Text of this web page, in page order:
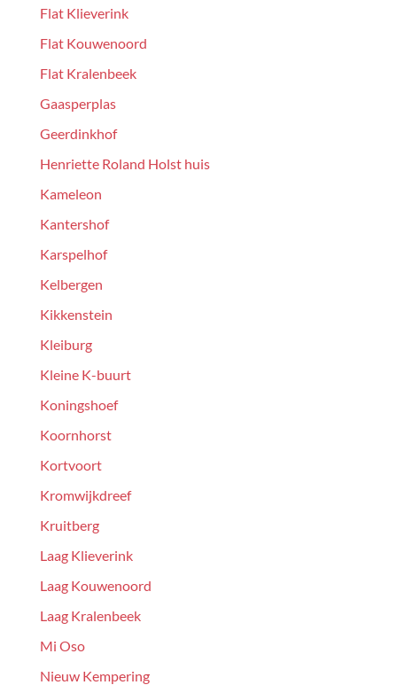
Flat Klieverink
Flat Kouwenoord
Flat Kralenbeek
Gaasperplas
Geerdinkhof
Henriette Roland Holst huis
Kameleon
Kantershof
Karspelhof
Kelbergen
Kikkenstein
Kleiburg
Kleine K-buurt
Koningshoef
Koornhorst
Kortvoort
Kromwijkdreef
Kruitberg
Laag Klieverink
Laag Kouwenoord
Laag Kralenbeek
Mi Oso
Nieuw Kempering